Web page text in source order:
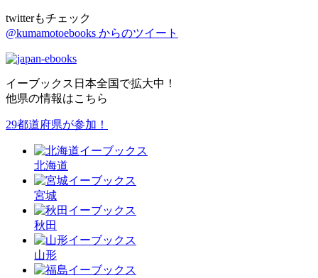
twitterもチェック
@kumamotoebooks からのツイート
イーブックス日本全国で拡大中！
他県の情報はこちら
29都道府県が参加！
北海道
宮城
秋田
山形